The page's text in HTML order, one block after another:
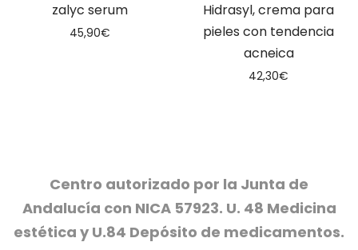
zalyc serum
45,90€
Hidrasyl, crema para
pieles con tendencia
acneica
42,30€
Centro autorizado por la Junta de
Andalucía con NICA 57923. U. 48 Medicina
estética y U.84 Depósito de medicamentos.